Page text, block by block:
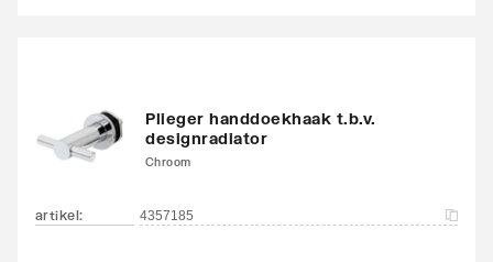
Plieger handdoekhaak t.b.v.
designradiator
Chroom
artikel: 4357185